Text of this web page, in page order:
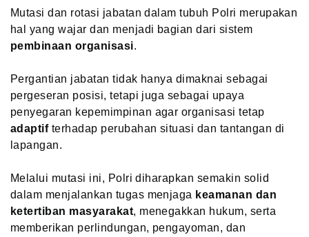
Mutasi dan rotasi jabatan dalam tubuh Polri merupakan
hal yang wajar dan menjadi bagian dari sistem
pembinaan organisasi.
Pergantian jabatan tidak hanya dimaknai sebagai
pergeseran posisi, tetapi juga sebagai upaya
penyegaran kepemimpinan agar organisasi tetap
adaptifterhadap perubahan situasi dan tantangan di
lapangan.
Melalui mutasi ini, Polri diharapkan semakin solid
dalam menjalankan tugas menjaga keamanan dan
ketertiban masyarakat, menegakkan hukum, serta
memberikan perlindungan, pengayoman, dan